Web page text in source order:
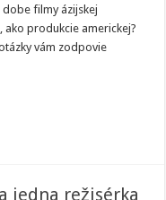
filmy ázijskej
produkcie americkej?
vám zodpovie
jedna režisérka